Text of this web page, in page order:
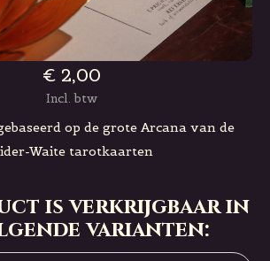
€ 2,00
Incl. btw
op de grote Arcana van de
Waite tarotkaarten
is verkrijgbaar in
varianten: